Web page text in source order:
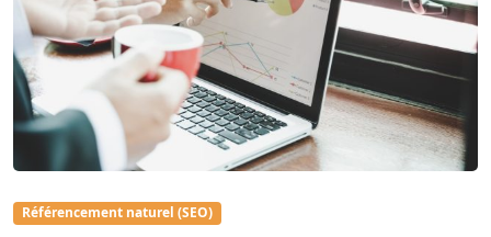
Référencement naturel (SEO)